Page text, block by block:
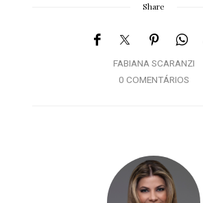
Share
FABIANA SCARANZI
0 COMENTÁRIOS